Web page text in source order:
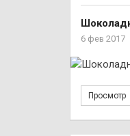
6 фев 2017
Просмотр